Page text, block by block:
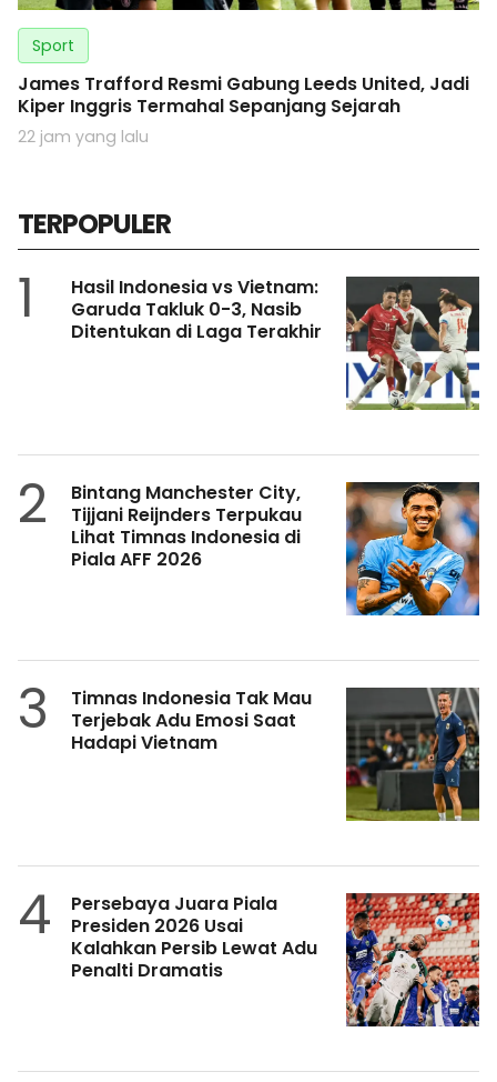
Sport
James Trafford Resmi Gabung Leeds United, Jadi
Kiper Inggris Termahal Sepanjang Sejarah
22 jam yang lalu
TERPOPULER
1
Hasil Indonesia vs Vietnam:
Garuda Takluk 0-3, Nasib
Ditentukan di Laga Terakhir
2
Bintang Manchester City,
Tijjani Reijnders Terpukau
Lihat Timnas Indonesia di
Piala AFF 2026
3
Timnas Indonesia Tak Mau
Terjebak Adu Emosi Saat
Hadapi Vietnam
4
Persebaya Juara Piala
Presiden 2026 Usai
Kalahkan Persib Lewat Adu
Penalti Dramatis